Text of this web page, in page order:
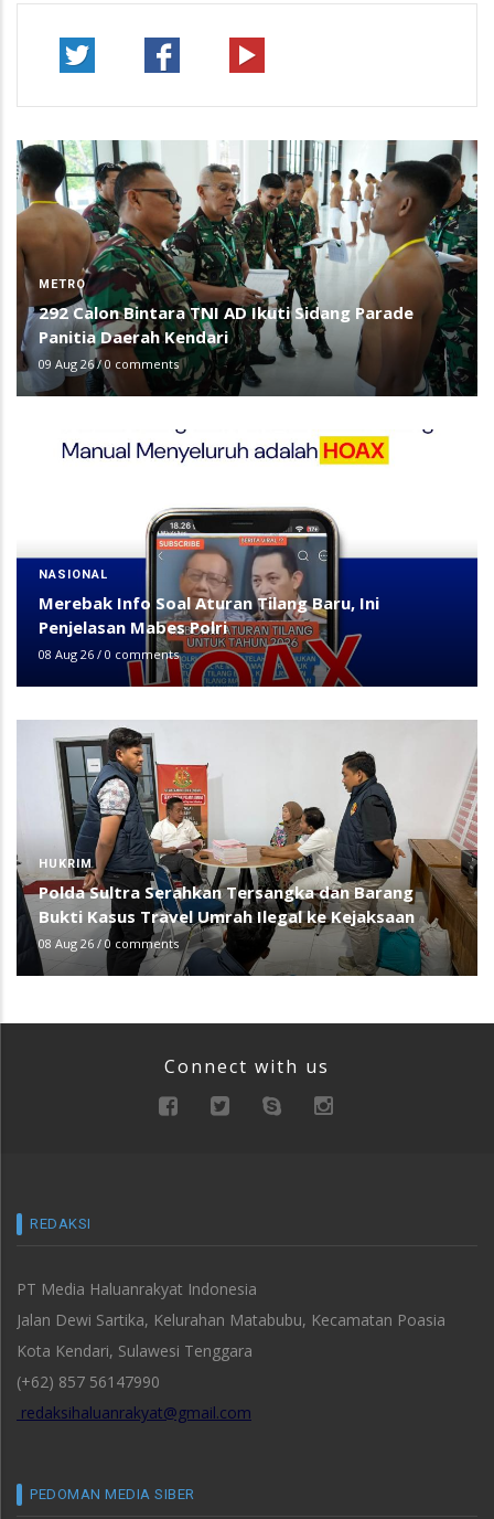
METRO
292 Calon Bintara TNI AD Ikuti Sidang Parade
Panitia Daerah Kendari
09 Aug 26/0 comments
NASIONAL
Merebak Info Soal Aturan Tilang Baru, Ini
Penjelasan Mabes Polri
08 Aug 26 / 0 comments
HUKRIM
Polda Sultra Serahkan Tersangka dan Barang
Bukti Kasus Travel Umrah Ilegal ke Kejaksaan
08 Aug 26 / 0 comments
Connect with us
REDAKSI
PT Media Haluanrakyat Indonesia
Jalan Dewi Sartika, Kelurahan Matabubu, Kecamatan Poasia
Kota Kendari, Sulawesi Tenggara
(+62) 857 56147990
redaksihaluanrakyat@gmail.com
PEDOMAN MEDIA SIBER